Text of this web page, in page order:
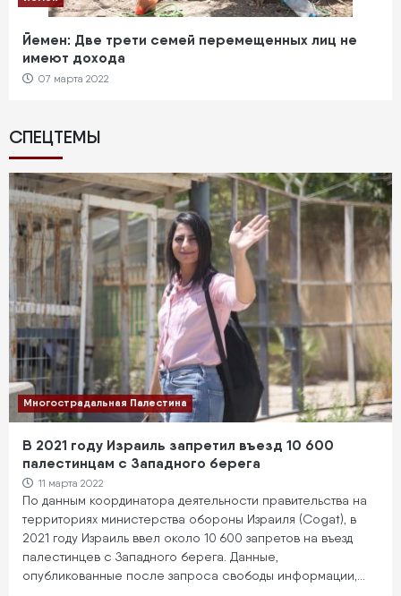
Йемен: Две трети семей перемещенных лиц не
имеют дохода
07 марта 2022
СПЕЦТЕМЫ
Многострадальная Палестина
В 2021 году Израиль запретил въезд 10 600
палестинцам с Западного берега
11 марта 2022
По данным координатора деятельности правительства на
территориях министерства обороны Израиля (Cogat), в
2021 году Израиль ввел около 10 600 запретов на въезд
палестинцев с Западного берега. Данные,
опубликованные после запроса свободы информации,…